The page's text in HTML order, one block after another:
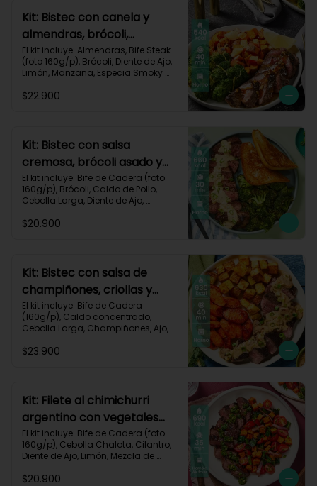
Kit: Bistec con canela y
almendras, brócoli,
zanahorias asadas y
manzana-60
El kit incluye: Almendras, Bife Steak
(foto 160g/p), Brócoli, Diente de Ajo,
Limón, Manzana, Especia Smoky
Receta Impresa.
$22.900
Kit: Bistec con salsa
cremosa, brócoli asado y
pan de ajo-67
El kit incluye: Bife de Cadera (foto
160g/p), Brócoli, Caldo de Pollo,
Cebolla Larga, Diente de Ajo,
Hamburguesa, Sour Cream, Receta
Proteínas 36g
$20.900
Kit: Bistec con salsa de
champiñones, criollas y
zanahorias asadas-87
El kit incluye: Bife de Cadera
(160g/p), Caldo concentrado,
Cebolla Larga, Champiñones, Ajo,
Cream, Zanahoria, Receta Impresa.
$23.900
Kit: Filete al chimichurri
argentino con vegetales
horneados-110
El kit incluye: Bife de Cadera (foto
160g/p), Cebolla Chalota, Cilantro,
Diente de Ajo, Limón, Mezcla de
Verde, Tomate Tipo Cherry,
$20.900